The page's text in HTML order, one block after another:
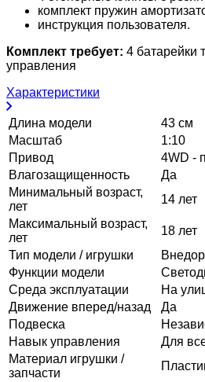
комплект пружин
инструкция пользователя.
Комплект требует: 4 батарейки
управления
Характеристики
Длина модели
43 см
Масштаб
1:10
Привод
4WD -
Влагозащищенность
Да
Минимальный возраст,
лет
14 лет
Максимальный возраст,
лет
18 лет
Тип модели / игрушки
Функции модели
Среда эксплуатации
На
Движение вперед/назад
Да
Подвеска
Навык управления
Для
Материал игрушки /
запчасти